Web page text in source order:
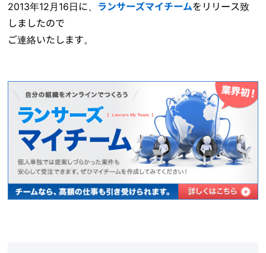
2013年12月16日に、 ランサーズマイチームをリリース致
しましたので
ご連絡いたします。